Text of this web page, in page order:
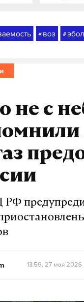
# воз #
не с
13:59, 27 мая 2026